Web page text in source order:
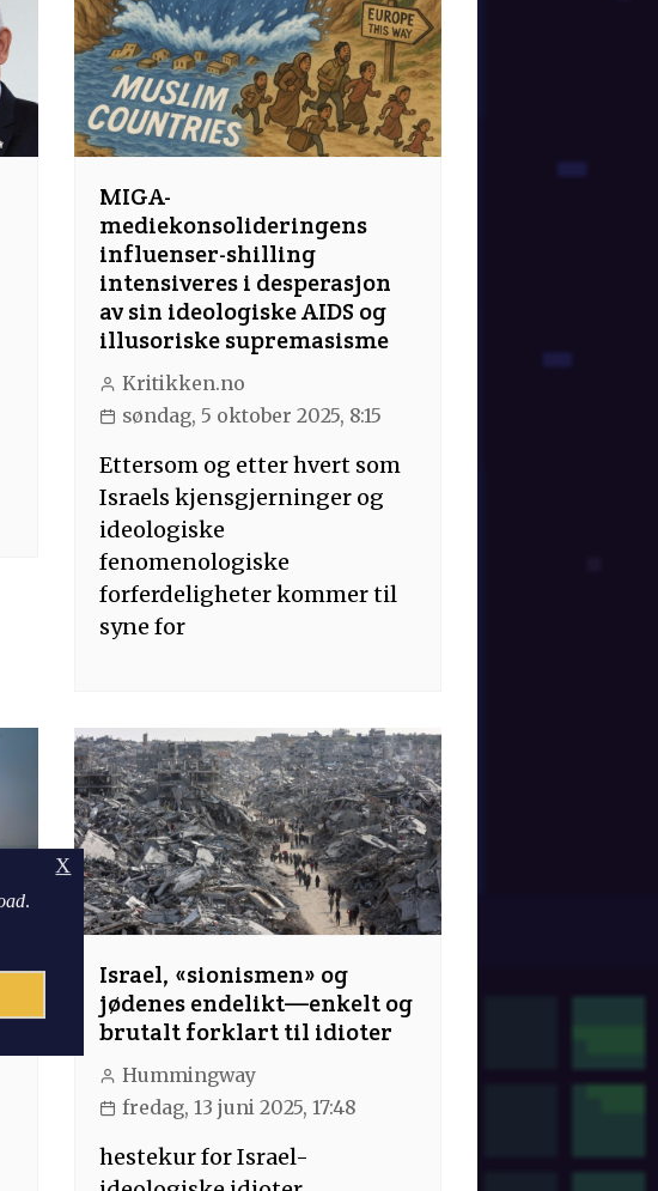
MIGA-
mediekonsolideringens
influenser-shilling
intensiveres i desperasjon
av sin ideologiske AIDS og
illusoriske supremasisme
Kritikken.no
søndag, 5 oktober 2025, 8:15
Ettersom og etter hvert som
Israels kjensgjerninger og
ideologiske
fenomenologiske
forferdeligheter kommer til
syne for
Israel, «sionismen» og
jødenes endelikt—enkelt og
brutalt forklart til idioter
Hummingway
fredag, 13 juni 2025, 17:48
hestekur for Israel-
.
X